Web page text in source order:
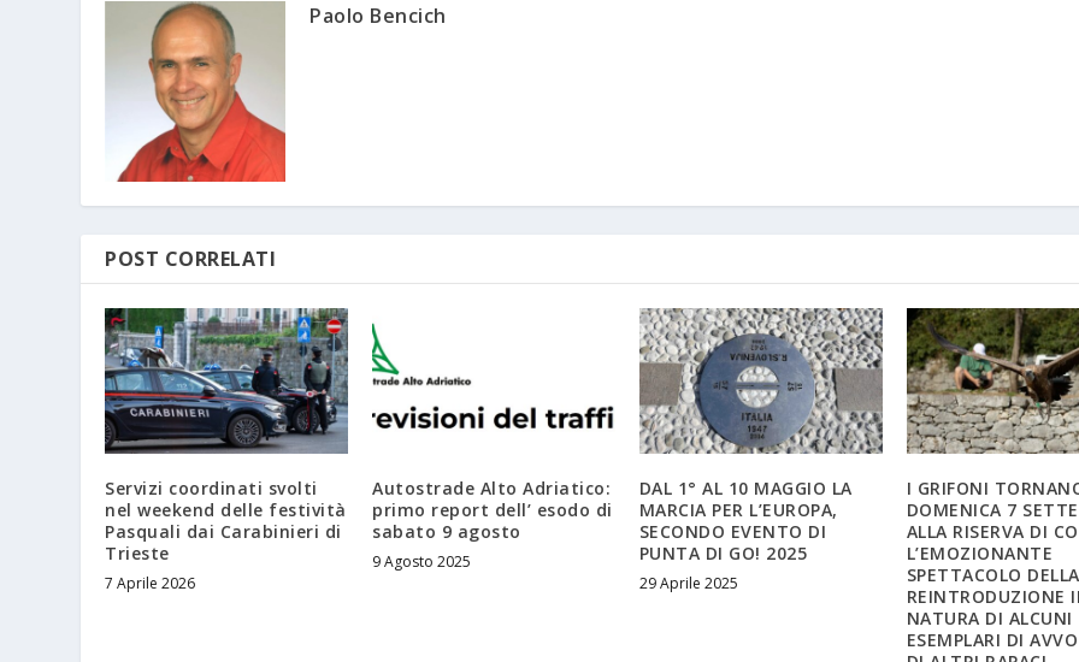
Paolo Bencich
POST CORRELATI
Servizi coordinati svolti
nel weekend delle festività
Pasquali dai Carabinieri di
Trieste
7 Aprile 2026
Autostrade Alto Adriatico:
primo report dell’ esodo di
sabato 9 agosto
9 Agosto 2025
DAL 1° AL 10 MAGGIO LA
MARCIA PER L’EUROPA,
SECONDO EVENTO DI
PUNTA DI GO! 2025
29 Aprile 2025
I GRIFONI
DOMENICA 7
ALLA RISERVA DI
L’EMOZIONANTE
SPETTACOLO DELLA
REINTRODUZIONE
NATURA DI ALCUNI
ESEMPLARI DI